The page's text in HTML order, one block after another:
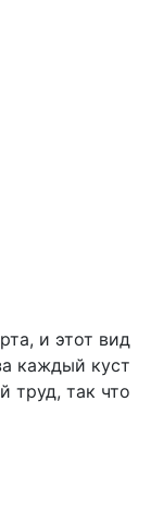
и этот вид
каждый куст
труд, так что